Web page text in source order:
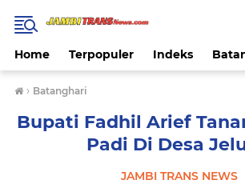
Home Terpopuler Indeks
› Batanghari
Bupati Fadhil Arief
Padi Di Desa
JAMBI TRANS NEWS